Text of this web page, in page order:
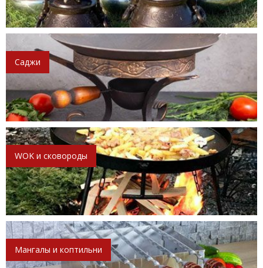
Саджи
WOK и сковороды
Мангалы и коптильни